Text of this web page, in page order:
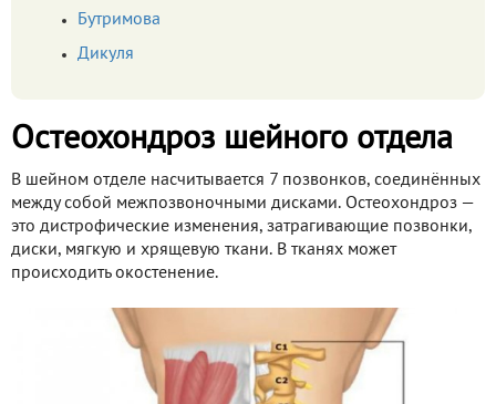
Бутримова
Дикуля
Остеохондроз шейного отдела
В шейном отделе насчитывается 7 позвонков, соединённых
между собой межпозвоночными дисками. Остеохондроз —
это дистрофические изменения, затрагивающие позвонки,
диски, мягкую и хрящевую ткани. В тканях может
происходить окостенение.